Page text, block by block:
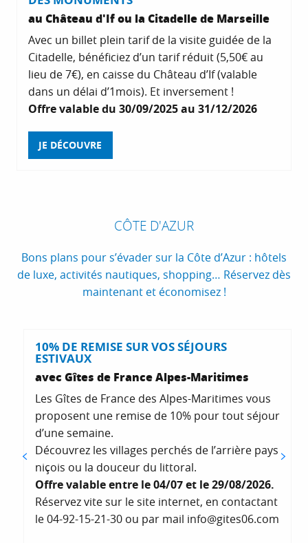
au Château d'If ou la Citadelle de Marseille
Avec un billet plein tarif de la visite guidée de la
Citadelle, bénéficiez d’un tarif réduit (5,50€ au
lieu de 7€), en caisse du Château d’If (valable
dans un délai d’1mois). Et inversement !
Offre valable du 30/09/2025 au 31/12/2026
JE DÉCOUVRE
CÔTE D'AZUR
Bons plans pour s’évader sur la Côte d’Azur : hôtels
de luxe, activités nautiques, shopping… Réservez dès
maintenant et économisez !
10% DE REMISE SUR VOS SÉJOURS
ESTIVAUX
avec Gîtes de France Alpes-Maritimes
Les Gîtes de France des Alpes-Maritimes vous
proposent une remise de 10% pour tout séjour
d’une semaine.
Découvrez les villages perchés de l’arrière pays
niçois ou la douceur du littoral.
Offre valable entre le 04/07 et le 29/08/2026.
Réservez vite sur le site internet, en contactant
le 04-92-15-21-30 ou par mail info@gites06.com